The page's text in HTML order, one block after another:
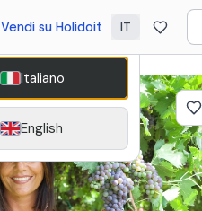
Vendi su Holidoit IT
Italiano
English